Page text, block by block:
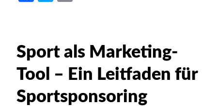
Sport als Marketing-
Tool – Ein Leitfaden für
Sportsponsoring